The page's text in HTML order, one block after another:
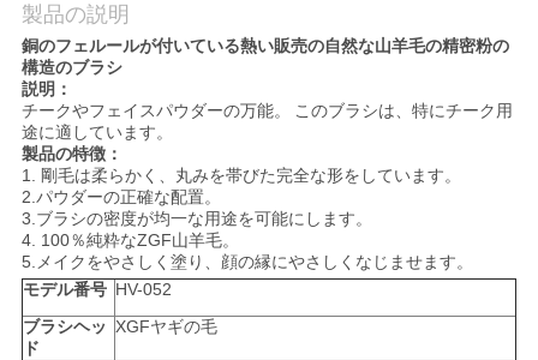
PRIVACY
POLICY
製品の説明
銅のフェルールが付いている熱い販売の自然な山羊毛の精密粉の
構造のブラシ
説明：
チークやフェイスパウダーの万能。
このブラシは、特にチーク用
途に適しています。
製品の特徴：
1. 剛毛は柔らかく、丸みを帯びた完全な形をしています。
2.パウダーの正確な配置。
3.ブラシの密度が均一な用途を可能にします。
4. 100％純粋なZGF山羊毛。
5.メイクをやさしく塗り、顔の縁にやさしくなじませます。
モデル番号 HV-052
ブラシヘッ
ド
XGFヤギの毛